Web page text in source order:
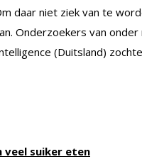
daar niet ziek van te
Onderzoekers van
(Duitsland)
veel suiker eten